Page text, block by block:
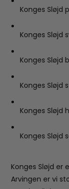
Konges Sløjd
Konges Sløjd
Konges Sløjd
Konges Sløjd
Konges Sløjd
Konges Sløjd
Konges Sløjd er
Arvingen er vi